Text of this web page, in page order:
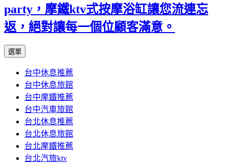
party，摩鐵ktv式按摩浴缸讓您流連忘
返，絕對讓每一個位顧客滿意。
選單
內
容
台中休息推薦
台中休息旅館
台中摩鐵推薦
台中汽車旅館
台北休息推薦
台北休息旅館
台北摩鐵推薦
台北汽旅ktv